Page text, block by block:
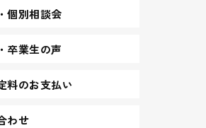
個別相談会
卒業生の声
料のお支払い
わせ